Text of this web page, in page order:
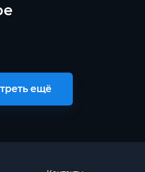
ещё